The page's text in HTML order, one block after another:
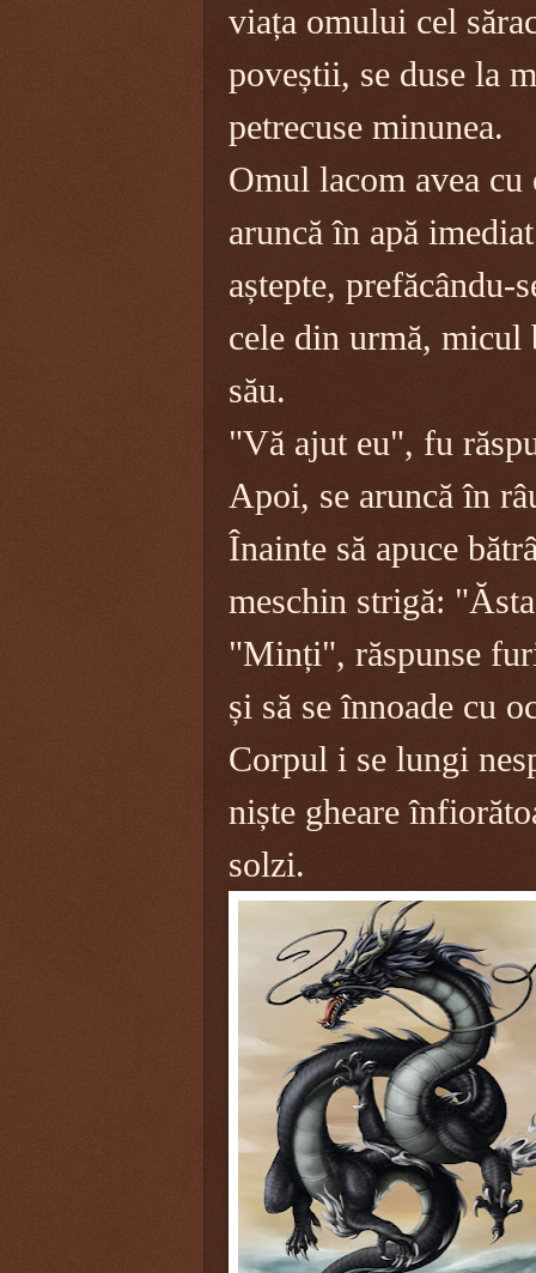
viața omului cel
poveștii, se duse la
petrecuse minunea.
Omul lacom avea
aruncă în apă
aștepte, prefăcându-
cele din urmă, micul
său.
"Vă ajut eu", fu
Apoi, se aruncă în
Înainte să apuce
meschin strigă:
"Minți", răspunse
și să se înnoade cu
Corpul i se lungi
niște gheare
solzi.